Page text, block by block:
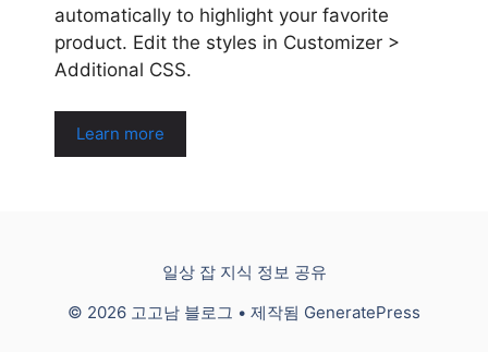
automatically to highlight your favorite
product. Edit the styles in Customizer >
Additional CSS.
Learn more
일상 잡 지식 정보 공유
© 2026 고고남 블로그 • 제작됨 GeneratePress